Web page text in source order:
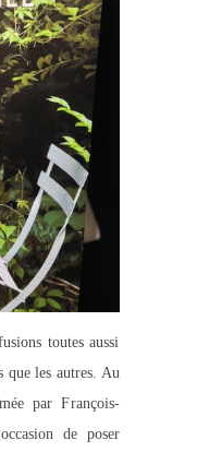
toutes aussi
que les autres. Au
par François-
de poser